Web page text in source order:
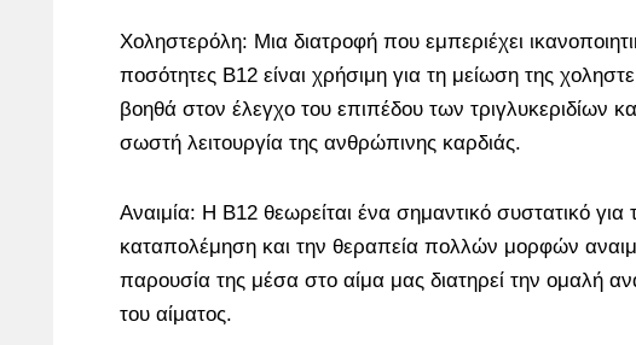
Χοληστερόλη: Μια διατροφή που εμπεριέχει
ποσότητες Β12 είναι χρήσιμη για τη μείωση της
βοηθά στον έλεγχο του επιπέδου των τριγλυκεριδίων
σωστή λειτουργία της ανθρώπινης καρδιάς.
Αναιμία: Η Β12 θεωρείται ένα σημαντικό συστατικό για
καταπολέμηση και την θεραπεία πολλών μορφών
παρουσία της μέσα στο αίμα μας διατηρεί την ομαλή
του αίματος.